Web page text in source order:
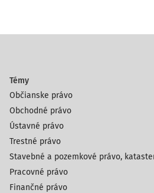
Témy
Občianske právo
Obchodné právo
Ústavné právo
Trestné právo
Stavebné a pozemkové právo,
Pracovné právo
Finančné právo